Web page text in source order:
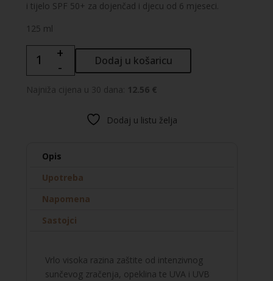
je: 12,56 €.
i tijelo SPF 50+ za dojenčad i djecu od 6 mjeseci.
125 ml
PHARMACERIS
PROTECTION
tijelo
djecu
+
-
Dodaj u košaricu
Najniža cijena u 30 dana: 12.56 €
Dodaj u listu želja
Opis
Upotreba
Napomena
Sastojci
Vrlo visoka razina zaštite od intenzivnog
sunčevog zračenja, opeklina te UVA i UVB